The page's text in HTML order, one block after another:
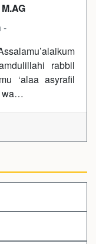
-
rabbil
‘alaa asyrafil
wa…